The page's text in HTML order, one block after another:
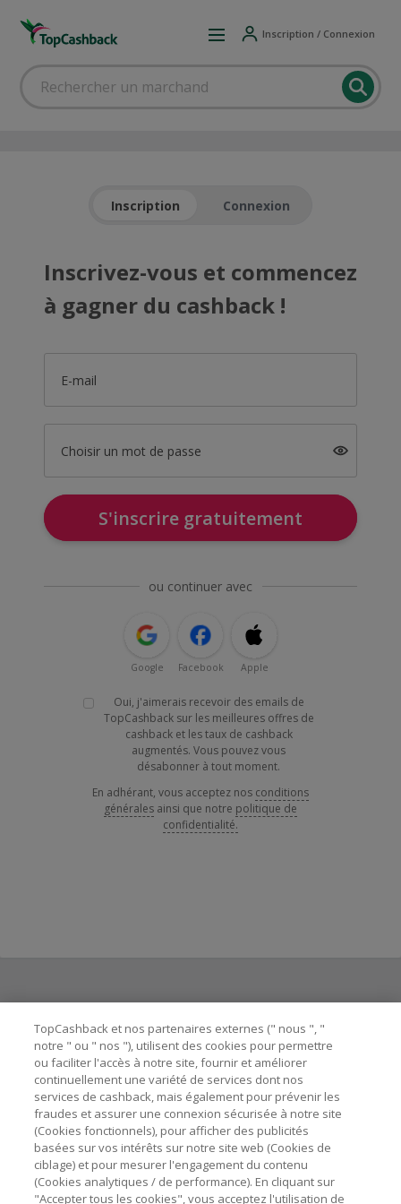
Inscription / Connexion
Inscription Connexion
Inscrivez-vous et commencez
à gagner du cashback !
E-mail
Choisir un mot de passe
S'inscrire gratuitement
ou continuer avec
Google Facebook Apple
Oui, j'aimerais recevoir des emails de
TopCashback sur les meilleures offres de
cashback et les taux de cashback
augmentés. Vous pouvez vous
désabonner à tout moment.
En adhérant, vous acceptez nos conditions
générales ainsi que notre politique de
confidentialité.
Besoin d'aide ?
Astuces pour économiser
A propos de
Contactez-nous
TopCashback et nos partenaires externes (" nous ", "
notre " ou " nos "), utilisent des cookies pour permettre
ou faciliter l'accès à notre site, fournir et améliorer
continuellement une variété de services dont nos
services de cashback, mais également pour prévenir les
fraudes et assurer une connexion sécurisée à notre site
(Cookies fonctionnels), pour afficher des publicités
basées sur vos intérêts sur notre site web (Cookies de
ciblage) et pour mesurer l'engagement du contenu
(Cookies analytiques / de performance). En cliquant sur
"Accepter tous les cookies", vous acceptez l'utilisation de